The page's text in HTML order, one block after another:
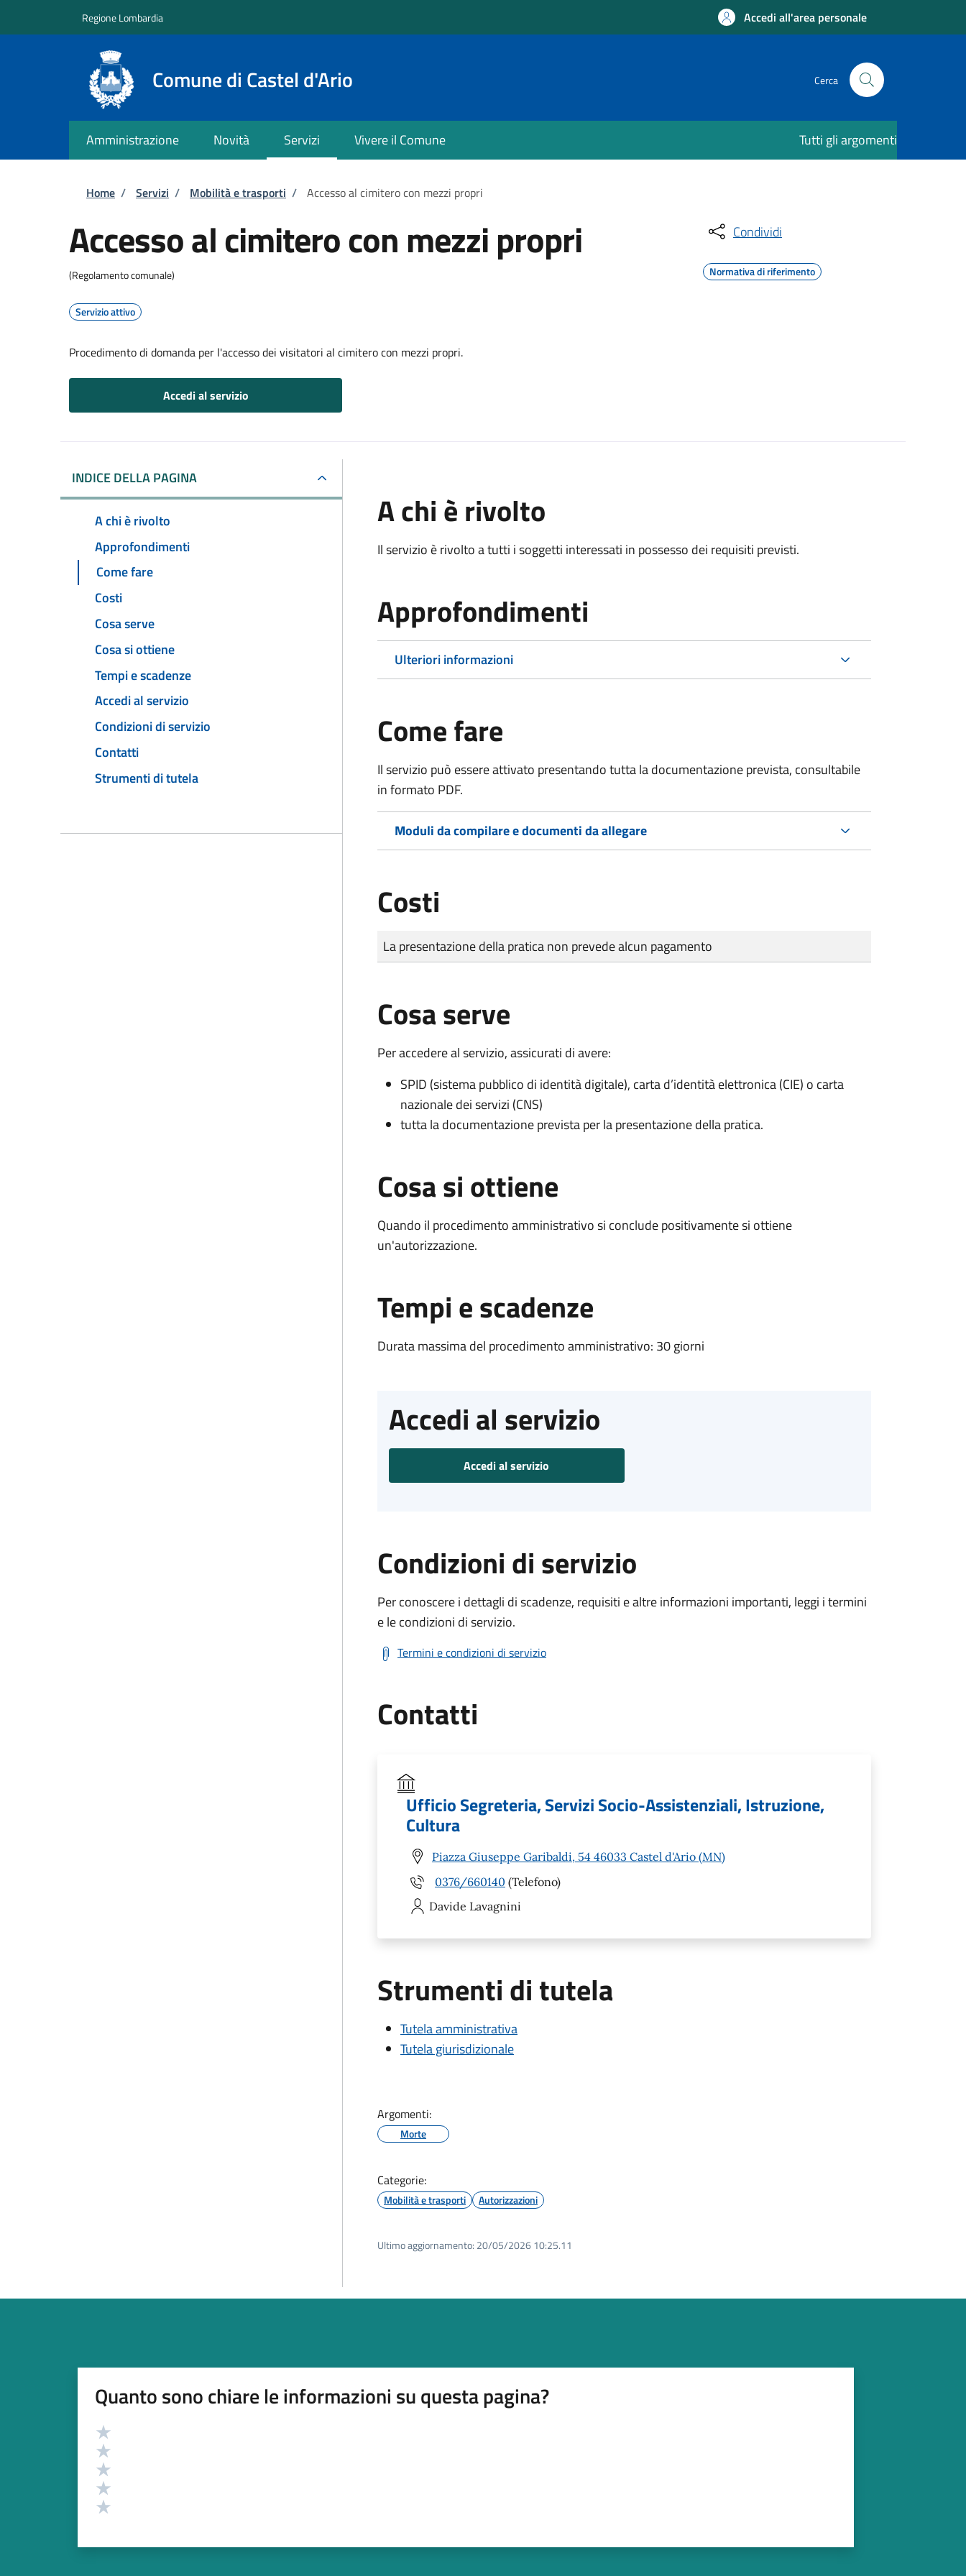
Regione Lombardia Accedi all'area personale
Comune di Castel d'Ario Cerca
Amministrazione Novità Servizi Vivere il Comune Tutti gli argomenti
Briciole di pane
Home / Servizi / Mobilità e trasporti / Accesso al cimitero con mezzi propri
Accesso al cimitero con mezzi propri
(Regolamento comunale)
Servizio attivo
Procedimento di domanda per l'accesso dei visitatori al cimitero con mezzi propri.
Accedi al servizio
Condividi
Normativa di riferimento
INDICE DELLA PAGINA
A chi è rivolto
Approfondimenti
Come fare
Costi
Cosa serve
Cosa si ottiene
Tempi e scadenze
Accedi al servizio
Condizioni di servizio
Contatti
Strumenti di tutela
A chi è rivolto
Il servizio è rivolto a tutti i soggetti interessati in possesso dei requisiti previsti.
Approfondimenti
Ulteriori informazioni
Come fare
Il servizio può essere attivato presentando tutta la documentazione prevista, consultabile
in formato PDF.
Moduli da compilare e documenti da allegare
Costi
Tipo di pagamento
Importo
La presentazione della pratica non prevede alcun pagamento
Cosa serve
Per accedere al servizio, assicurati di avere:
SPID (sistema pubblico di identità digitale), carta d’identità elettronica (CIE) o carta
nazionale dei servizi (CNS)
tutta la documentazione prevista per la presentazione della pratica.
Cosa si ottiene
Quando il procedimento amministrativo si conclude positivamente si ottiene
un'autorizzazione.
Tempi e scadenze
Durata massima del procedimento amministrativo: 30 giorni
Accedi al servizio
Accedi al servizio
Condizioni di servizio
Per conoscere i dettagli di scadenze, requisiti e altre informazioni importanti, leggi i termini
e le condizioni di servizio.
Termini e condizioni di servizio
Contatti
Ufficio Segreteria, Servizi Socio-Assistenziali, Istruzione,
Cultura
Piazza Giuseppe Garibaldi, 54 46033 Castel d'Ario (MN)
0376/660140 (Telefono)
Davide Lavagnini
Strumenti di tutela
Tutela amministrativa
Tutela giurisdizionale
Argomenti:
Morte
Categorie:
Mobilità e trasporti Autorizzazioni
Ultimo aggiornamento: 20/05/2026 10:25.11
Quanto sono chiare le informazioni su questa pagina?
Valutazione